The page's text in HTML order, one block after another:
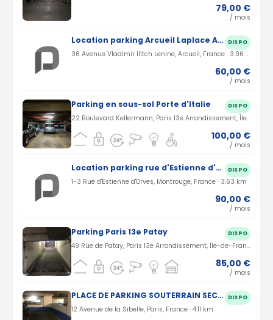
79,00 €
/ mois
Location parking Arcueil Laplace Avenue Vladimir Ilitch Lenine (94) DISPO
36 Avenue Vladimir Ilitch Lenine, Arcueil, France · 3.06 km
60,00 €
/ mois
Parking en sous-sol Porte d'Italie DISPO
22 Boulevard Kellermann, Paris 13e Arrondissement, Île-de-France, France · 3.13 km
100,00 €
/ mois
Location parking rue d'Estienne d'Orves à Montrouge (92) DISPO
1-3 Rue d'Estienne d'Orves, Montrouge, France · 3.63 km
90,00 €
/ mois
Parking Paris 13e Patay DISPO
49 Rue de Patay, Paris 13e Arrondissement, Île-de-France, France · 3.81 km
85,00 €
/ mois
PLACE DE PARKING SOUTERRAIN SECURISE PRES PARC MONTSOURIS (75) DISPO
12 Avenue de la Sibelle, Paris, France · 4.11 km